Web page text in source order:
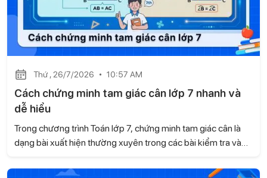
Thứ , 26/7/2026 10:57 AM
Cách chứng minh tam giác cân lớp 7 nhanh và
dễ hiểu
Trong chương trình Toán lớp 7, chứng minh tam giác cân là
dạng bài xuất hiện thường xuyên trong các bài kiểm tra và
tam giác cân cũng như vận dụng linh hoạt các tính chất hình